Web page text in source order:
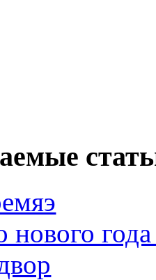
года